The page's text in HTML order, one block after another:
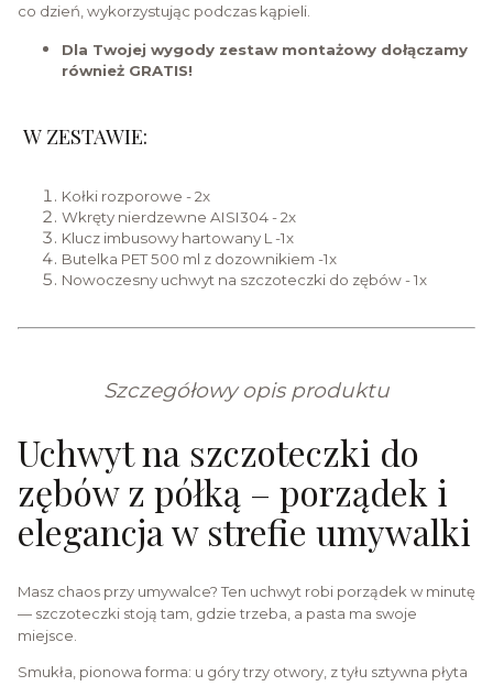
co dzień, wykorzystując podczas kąpieli.
Dla Twojej wygody zestaw montażowy dołączamy
również GRATIS!
W ZESTAWIE:
Kołki rozporowe - 2x
Wkręty nierdzewne AISI304 - 2x
Klucz imbusowy hartowany L -1x
Butelka PET 500 ml z dozownikiem -1x
Nowoczesny uchwyt na szczoteczki do zębów - 1x
Szczegółowy opis produktu
Uchwyt na szczoteczki do
zębów z półką – porządek i
elegancja w strefie umywalki
Masz chaos przy umywalce? Ten uchwyt robi porządek w minutę
— szczoteczki stoją tam, gdzie trzeba, a pasta ma swoje
miejsce.
Smukła, pionowa forma: u góry trzy otwory, z tyłu sztywna płyta